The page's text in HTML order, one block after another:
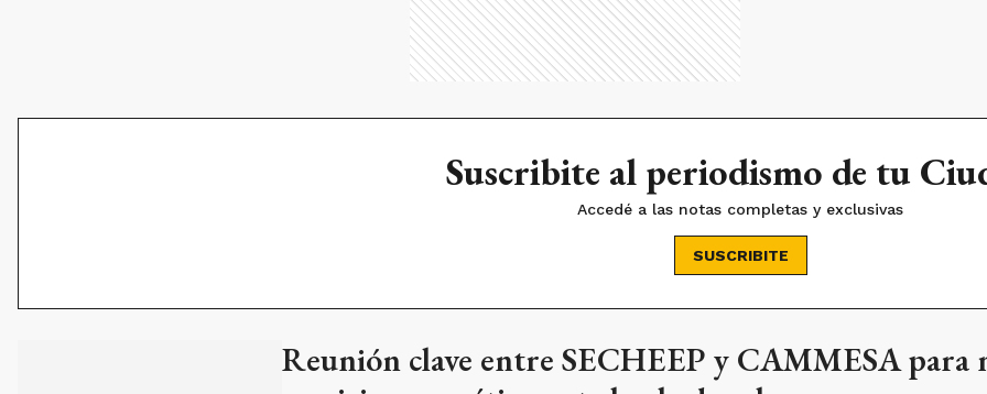
Suscribite al periodismo de tu
Accedé a las notas completas y exclusivas
SUSCRIBITE
Reunión clave entre SECHEEP y CAMMESA para
servicio energético ante la ola de calor
Con el objetivo de mejorar la calidad del servicio energético en el Chaco y
SECHEEP (Servicios Energéticos del Chaco) se reunió con varias